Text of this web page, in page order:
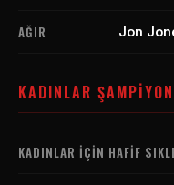
AĞIR Jon
KADINLAR
KADINLAR IÇIN HAFIF